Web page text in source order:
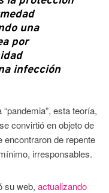
una
por
infección
esta teoría,
convirtió en objeto de
encontraron de repente
irresponsables.
su web, actualizando